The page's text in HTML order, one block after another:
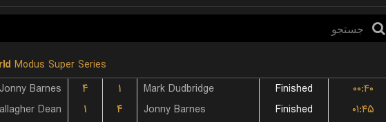
Modus Super Series
Jonny Barnes
۴ ۱ Mark Dudbridge Finished
۰۰:۴۰
Dean
۱ ۴ Jonny Barnes Finished
۰۱:۴۵